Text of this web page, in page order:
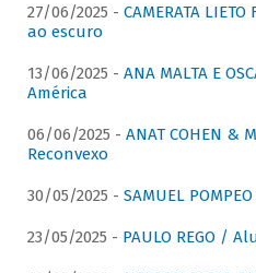
27/06/2025 - CAMERATA
ao escuro
13/06/2025 - ANA MALTA E
América
06/06/2025 - ANAT COHEN &
Reconvexo
30/05/2025 - SAMUEL
23/05/2025 - PAULO REGO /